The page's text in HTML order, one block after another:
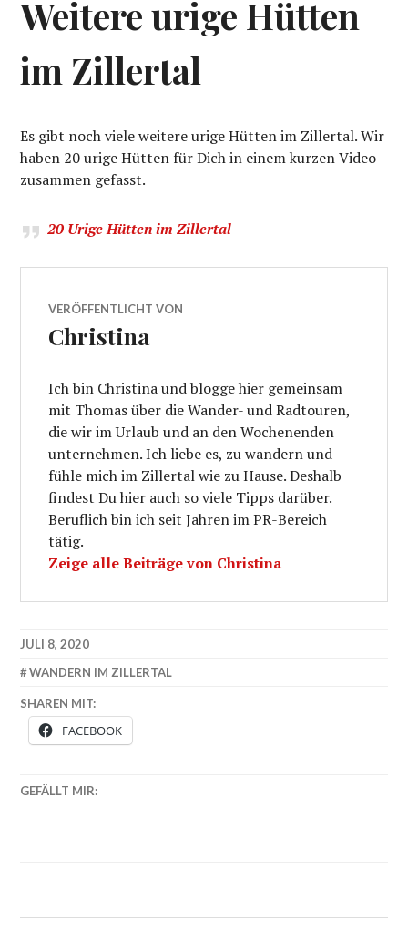
Weitere urige Hütten
im Zillertal
Es gibt noch viele weitere urige Hütten im Zillertal. Wir
haben 20 urige Hütten für Dich in einem kurzen Video
zusammen gefasst.
20 Urige Hütten im Zillertal
VERÖFFENTLICHT VON
Christina
Ich bin Christina und blogge hier gemeinsam
mit Thomas über die Wander- und Radtouren,
die wir im Urlaub und an den Wochenenden
unternehmen. Ich liebe es, zu wandern und
fühle mich im Zillertal wie zu Hause. Deshalb
findest Du hier auch so viele Tipps darüber.
Beruflich bin ich seit Jahren im PR-Bereich
tätig.
Zeige alle Beiträge von Christina
JULI 8, 2020
WANDERN IM ZILLERTAL
SHAREN MIT:
FACEBOOK
GEFÄLLT MIR: